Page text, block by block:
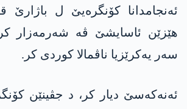
ئەنجامدانا کۆنگرەیێ ل باژارێ
ھێزێن ئاسایشێ ڤە شەرمەزار
سەر یەکرێزیا ناڤمالا کوردی کر.
ئەنەکەسێ دیار کر، د جڤینێن